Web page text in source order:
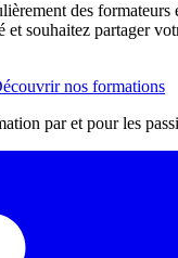
des formateurs
et souhaitez partager
nos formations
par et pour les